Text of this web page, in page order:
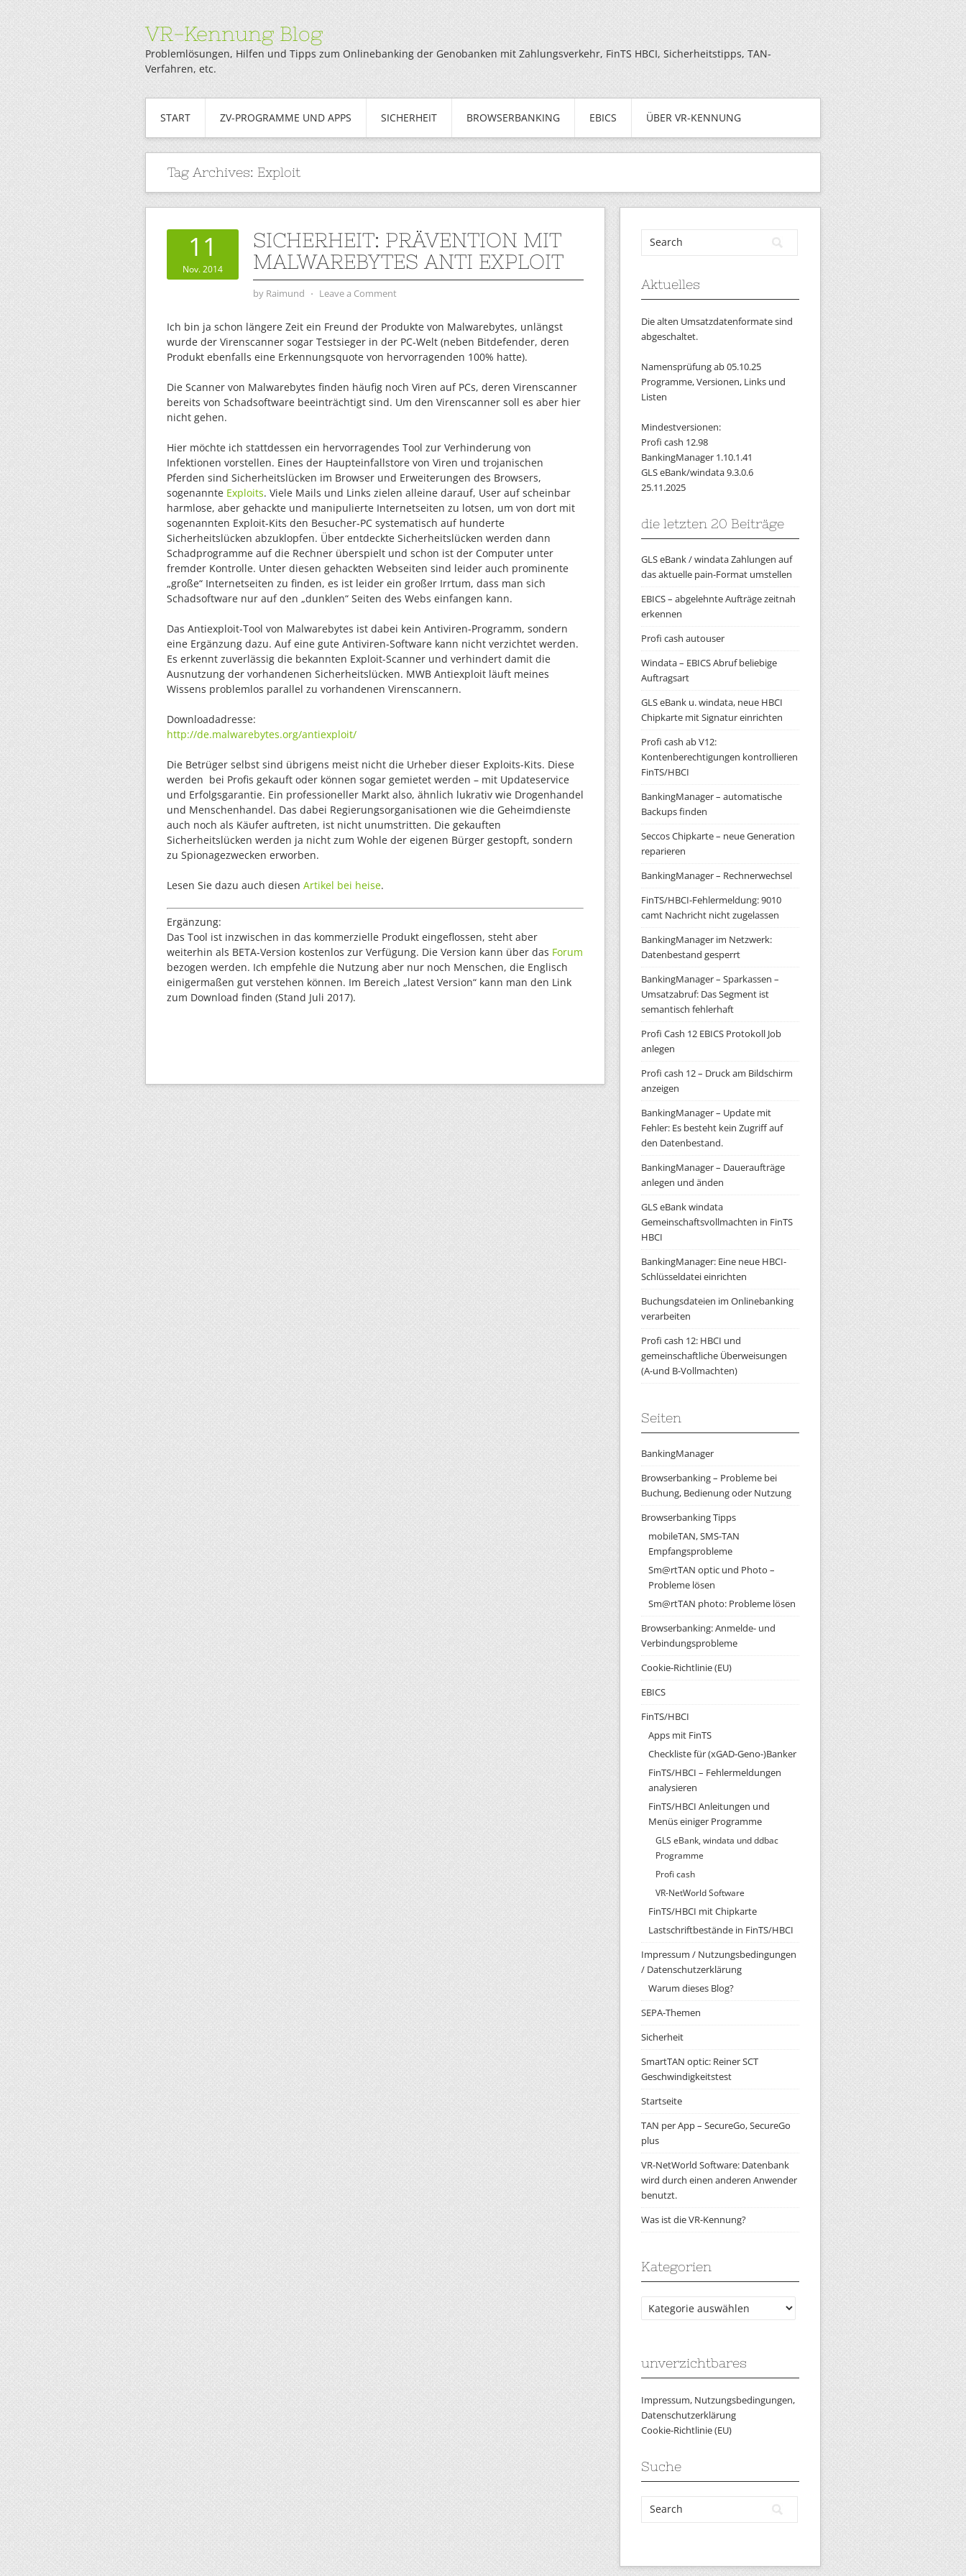
VR-Kennung Blog
Problemlösungen, Hilfen und Tipps zum Onlinebanking der Genobanken mit Zahlungsverkehr, FinTS HBCI, Sicherheitstipps, TAN-
Verfahren, etc.
START ZV-PROGRAMME UND APPS SICHERHEIT BROWSERBANKING EBICS ÜBER VR-KENNUNG
Tag Archives: Exploit
11
Nov. 2014
SICHERHEIT: PRÄVENTION MIT
MALWAREBYTES ANTI EXPLOIT
by Raimund ⋅ Leave a Comment
Ich bin ja schon längere Zeit ein Freund der Produkte von Malwarebytes, unlängst
wurde der Virenscanner sogar Testsieger in der PC-Welt (neben Bitdefender, deren
Produkt ebenfalls eine Erkennungsquote von hervorragenden 100% hatte).
Die Scanner von Malwarebytes finden häufig noch Viren auf PCs, deren Virenscanner
bereits von Schadsoftware beeinträchtigt sind. Um den Virenscanner soll es aber hier
nicht gehen.
Hier möchte ich stattdessen ein hervorragendes Tool zur Verhinderung von
Infektionen vorstellen. Eines der Haupteinfallstore von Viren und trojanischen
Pferden sind Sicherheitslücken im Browser und Erweiterungen des Browsers,
sogenannte Exploits. Viele Mails und Links zielen alleine darauf, User auf scheinbar
harmlose, aber gehackte und manipulierte Internetseiten zu lotsen, um von dort mit
sogenannten Exploit-Kits den Besucher-PC systematisch auf hunderte
Sicherheitslücken abzuklopfen. Über entdeckte Sicherheitslücken werden dann
Schadprogramme auf die Rechner überspielt und schon ist der Computer unter
fremder Kontrolle. Unter diesen gehackten Webseiten sind leider auch prominente
„große“ Internetseiten zu finden, es ist leider ein großer Irrtum, dass man sich
Schadsoftware nur auf den „dunklen“ Seiten des Webs einfangen kann.
Das Antiexploit-Tool von Malwarebytes ist dabei kein Antiviren-Programm, sondern
eine Ergänzung dazu. Auf eine gute Antiviren-Software kann nicht verzichtet werden.
Es erkennt zuverlässig die bekannten Exploit-Scanner und verhindert damit die
Ausnutzung der vorhandenen Sicherheitslücken. MWB Antiexploit läuft meines
Wissens problemlos parallel zu vorhandenen Virenscannern.
Downloadadresse:
http://de.malwarebytes.org/antiexploit/
Die Betrüger selbst sind übrigens meist nicht die Urheber dieser Exploits-Kits. Diese
werden bei Profis gekauft oder können sogar gemietet werden – mit Updateservice
und Erfolgsgarantie. Ein professioneller Markt also, ähnlich lukrativ wie Drogenhandel
und Menschenhandel. Das dabei Regierungsorganisationen wie die Geheimdienste
auch noch als Käufer auftreten, ist nicht unumstritten. Die gekauften
Sicherheitslücken werden ja nicht zum Wohle der eigenen Bürger gestopft, sondern
zu Spionagezwecken erworben.
Lesen Sie dazu auch diesen Artikel bei heise.
Ergänzung:
Das Tool ist inzwischen in das kommerzielle Produkt eingeflossen, steht aber
weiterhin als BETA-Version kostenlos zur Verfügung. Die Version kann über das Forum
bezogen werden. Ich empfehle die Nutzung aber nur noch Menschen, die Englisch
einigermaßen gut verstehen können. Im Bereich „latest Version“ kann man den Link
zum Download finden (Stand Juli 2017).
Aktuelles
Die alten Umsatzdatenformate sind
abgeschaltet.
Namensprüfung ab 05.10.25
Programme, Versionen, Links und
Listen
Mindestversionen:
Profi cash 12.98
BankingManager 1.10.1.41
GLS eBank/windata 9.3.0.6
25.11.2025
die letzten 20 Beiträge
GLS eBank / windata Zahlungen auf
das aktuelle pain-Format umstellen
EBICS – abgelehnte Aufträge zeitnah
erkennen
Profi cash autouser
Windata – EBICS Abruf beliebige
Auftragsart
GLS eBank u. windata, neue HBCI
Chipkarte mit Signatur einrichten
Profi cash ab V12:
Kontenberechtigungen kontrollieren
FinTS/HBCI
BankingManager – automatische
Backups finden
Seccos Chipkarte – neue Generation
reparieren
BankingManager – Rechnerwechsel
FinTS/HBCI-Fehlermeldung: 9010
camt Nachricht nicht zugelassen
BankingManager im Netzwerk:
Datenbestand gesperrt
BankingManager – Sparkassen –
Umsatzabruf: Das Segment ist
semantisch fehlerhaft
Profi Cash 12 EBICS Protokoll Job
anlegen
Profi cash 12 – Druck am Bildschirm
anzeigen
BankingManager – Update mit
Fehler: Es besteht kein Zugriff auf
den Datenbestand.
BankingManager – Daueraufträge
anlegen und änden
GLS eBank windata
Gemeinschaftsvollmachten in FinTS
HBCI
BankingManager: Eine neue HBCI-
Schlüsseldatei einrichten
Buchungsdateien im Onlinebanking
verarbeiten
Profi cash 12: HBCI und
gemeinschaftliche Überweisungen
(A-und B-Vollmachten)
Seiten
BankingManager
Browserbanking – Probleme bei
Buchung, Bedienung oder Nutzung
Browserbanking Tipps
mobileTAN, SMS-TAN
Empfangsprobleme
Sm@rtTAN optic und Photo –
Probleme lösen
Sm@rtTAN photo: Probleme lösen
Browserbanking: Anmelde- und
Verbindungsprobleme
Cookie-Richtlinie (EU)
EBICS
FinTS/HBCI
Apps mit FinTS
Checkliste für (xGAD-Geno-)Banker
FinTS/HBCI – Fehlermeldungen
analysieren
FinTS/HBCI Anleitungen und
Menüs einiger Programme
GLS eBank, windata und ddbac
Programme
Profi cash
VR-NetWorld Software
FinTS/HBCI mit Chipkarte
Lastschriftbestände in FinTS/HBCI
Impressum / Nutzungsbedingungen
/ Datenschutzerklärung
Warum dieses Blog?
SEPA-Themen
Sicherheit
SmartTAN optic: Reiner SCT
Geschwindigkeitstest
Startseite
TAN per App – SecureGo, SecureGo
plus
VR-NetWorld Software: Datenbank
wird durch einen anderen Anwender
benutzt.
Was ist die VR-Kennung?
Kategorien
Kategorien
unverzichtbares
Impressum, Nutzungsbedingungen,
Datenschutzerklärung
Cookie-Richtlinie (EU)
Suche